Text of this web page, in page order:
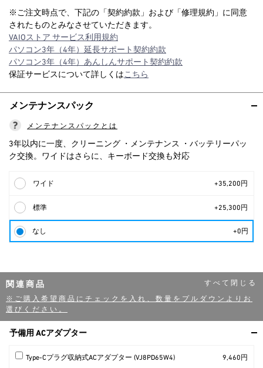
※ご注文時点で、下記の「契約約款」および「修理規約」に同意
されたものとみなさせていただきます。
VAIOストア サービス利用規約
パソコン3年（4年）延長サポート契約約款
パソコン3年（4年）あんしんサポート契約約款
保証サービスについて詳しくはこちら
メンテナンスパック
メンテナンスパックとは
3年以内に一度、クリーニング ・メンテナンス ・バッテリーパッ
ク交換。ワイドはさらに、キーボード交換も対応
ワイド +35,200円
標準 +25,300円
なし +0円
関連商品
※ご購入希望商品にチェックを入れ、数量をプルダウンよりお
選びください。
予備用 ACアダプター
Type-Cプラグ収納式ACアダプター (VJ8PD65W4) 9,460円